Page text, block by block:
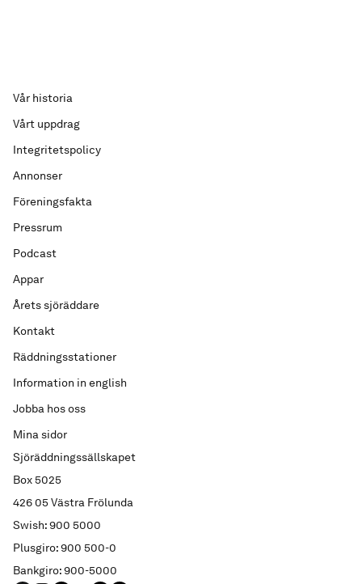
Sjöräddningssällskapet
Box 5025
426 05 Västra Frölunda
Swish: 900 5000
Plusgiro: 900 500-0
Bankgiro: 900-5000
Vår historia
Vårt uppdrag
Integritetspolicy
Annonser
Föreningsfakta
Pressrum
Podcast
Appar
Årets sjöräddare
Kontakt
Räddningsstationer
Information in english
Jobba hos oss
Mina sidor